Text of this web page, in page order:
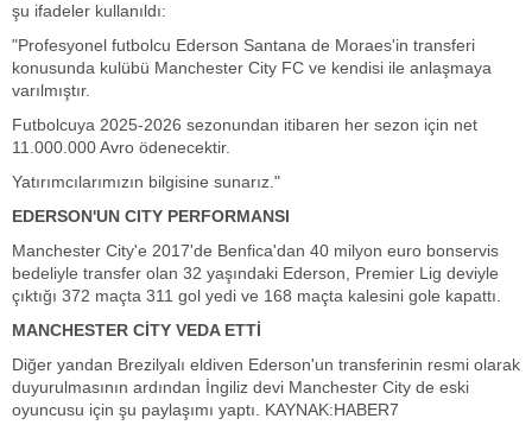
şu ifadeler kullanıldı:
"Profesyonel futbolcu Ederson Santana de Moraes'in transferi
konusunda kulübü Manchester City FC ve kendisi ile anlaşmaya
varılmıştır.
Futbolcuya 2025-2026 sezonundan itibaren her sezon için net
11.000.000 Avro ödenecektir.
Yatırımcılarımızın bilgisine sunarız."
EDERSON'UN CITY PERFORMANSI
Manchester City'e 2017'de Benfica'dan 40 milyon euro bonservis
bedeliyle transfer olan 32 yaşındaki Ederson, Premier Lig deviyle
çıktığı 372 maçta 311 gol yedi ve 168 maçta kalesini gole kapattı.
MANCHESTER CİTY VEDA ETTİ
Diğer yandan Brezilyalı eldiven Ederson'un transferinin resmi olarak
duyurulmasının ardından İngiliz devi Manchester City de eski
oyuncusu için şu paylaşımı yaptı. KAYNAK:HABER7